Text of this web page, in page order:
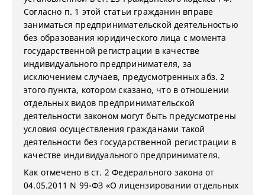
Согласно п. 1 этой статьи гражданин вправе
заниматься предпринимательской деятельностью
без образования юридического лица с момента
государственной регистрации в качестве
индивидуального предпринимателя, за
исключением случаев, предусмотренных абз. 2
этого пункта, котором сказано, что в отношении
отдельных видов предпринимательской
деятельности законом могут быть предусмотрены
условия осуществления гражданами такой
деятельности без государственной регистрации в
качестве индивидуального предпринимателя.
Как отмечено в ст. 2 Федерального закона от
04.05.2011 N 99-ФЗ «О лицензировании отдельных